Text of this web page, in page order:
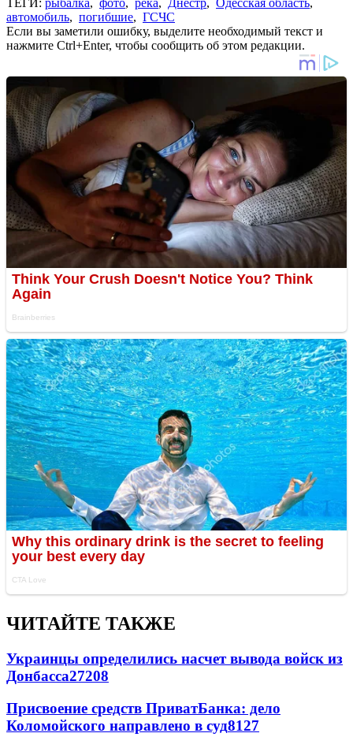
автомобиль, погибшие, ГСЧС
Если вы заметили ошибку, выделите необходимый текст и
нажмите Ctrl+Enter, чтобы сообщить об этом редакции.
ЧИТАЙТЕ ТАКЖЕ
Украинцы определились насчет вывода войск из
Донбасса27208
Присвоение средств ПриватБанка: дело
Коломойского направлено в суд8127